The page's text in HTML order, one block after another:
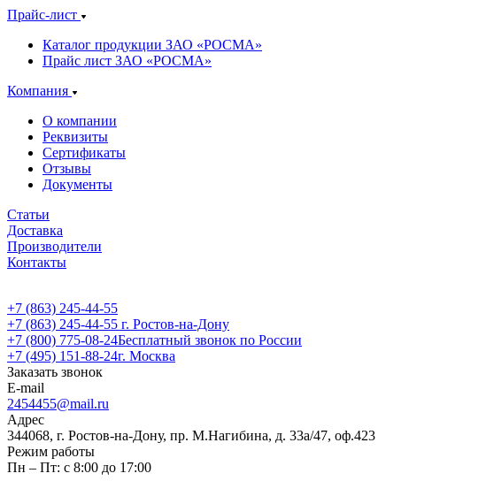
Прайс-лист
Каталог продукции ЗАО «РОСМА»
Прайс лист ЗАО «РОСМА»
Компания
О компании
Реквизиты
Сертификаты
Отзывы
Документы
Статьи
Доставка
Производители
Контакты
+7 (863) 245-44-55
+7 (863) 245-44-55 г. Ростов-на-Дону
+7 (800) 775-08-24Бесплатный звонок по России
+7 (495) 151-88-24г. Москва
Заказать звонок
E-mail
2454455@mail.ru
Адрес
344068, г. Ростов-на-Дону, пр. М.Нагибина, д. 33а/47, оф.423
Режим работы
Пн – Пт: с 8:00 до 17:00